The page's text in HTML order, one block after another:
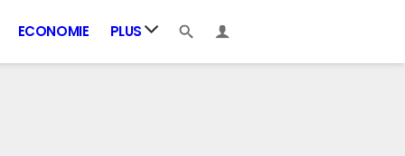
ECONOMIE PLUS